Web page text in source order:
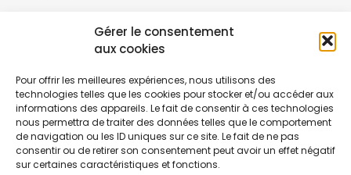
Gérer le consentement
aux cookies
Pour offrir les meilleures expériences, nous utilisons des
technologies telles que les cookies pour stocker et/ou accéder aux
informations des appareils. Le fait de consentir à ces technologies
nous permettra de traiter des données telles que le comportement
de navigation ou les ID uniques sur ce site. Le fait de ne pas
consentir ou de retirer son consentement peut avoir un effet négatif
sur certaines caractéristiques et fonctions.
Rejoignez notre communauté sur les réseaux
Nouvelles collections, vie de l’équipe ou
inspirations : soyez informés de nos dernières
actualités.